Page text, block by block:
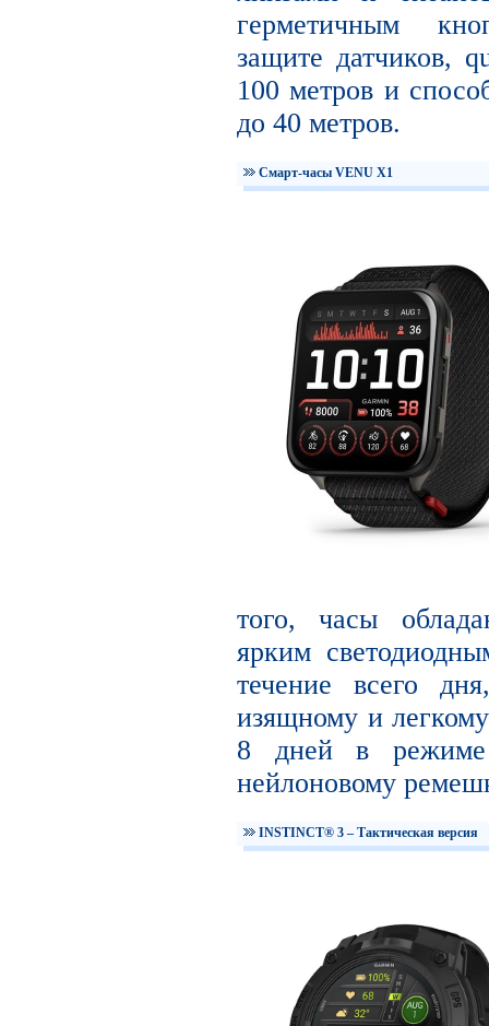
герметичным
защите датчиков,
100 метров и
до 40 метров.
Смарт-часы VENU X1
того, часы
ярким
течение всего
изящному и
8 дней в режиме
нейлоновому
INSTINCT® 3 – Тактическая версия